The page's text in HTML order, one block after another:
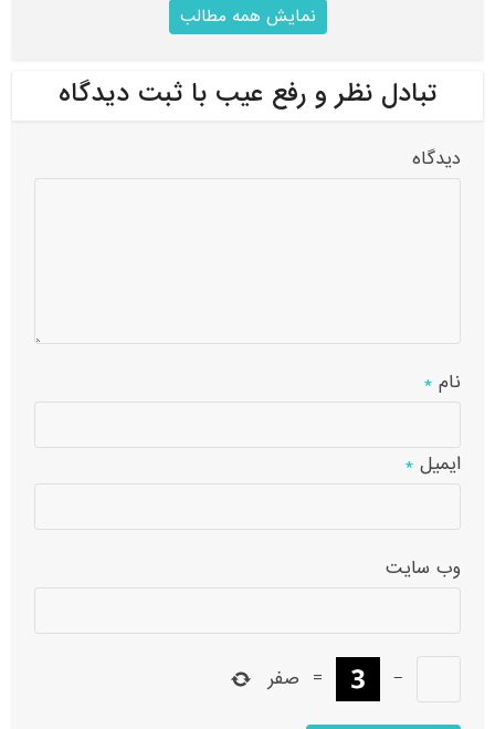
نمایش همه مطالب
تبادل نظر و رفع عیب با ثبت دیدگاه
دیدگاه
نام*
ایمیل*
وب‌ سایت
−
= صفر